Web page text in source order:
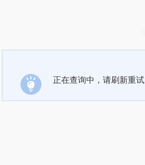
正在查询中，请刷新重试